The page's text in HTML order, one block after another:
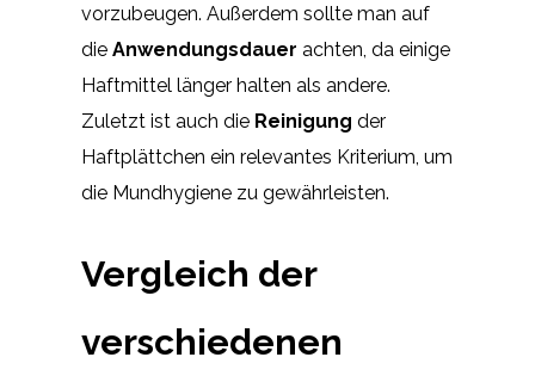
vorzubeugen. Außerdem sollte man auf
die Anwendungsdauer achten, da einige
Haftmittel länger halten als andere.
Zuletzt ist auch die Reinigung der
Haftplättchen ein relevantes Kriterium, um
die Mundhygiene zu gewährleisten.
Vergleich der
verschiedenen